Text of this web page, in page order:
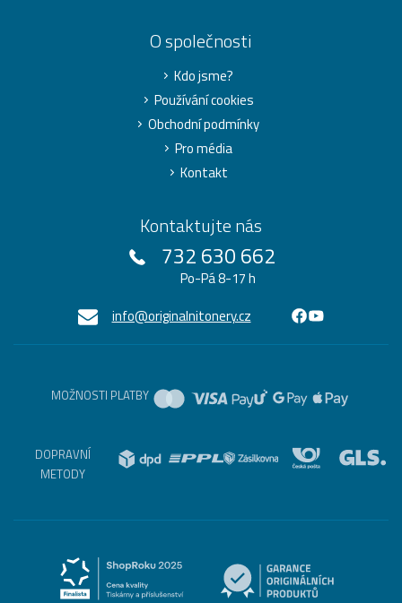
O společnosti
Kdo jsme?
Používání cookies
Obchodní podmínky
Pro média
Kontakt
Kontaktujte nás
732 630 662
Po-Pá 8-17 h
info@originalnitonery.cz
MOŽNOSTI PLATBY
DOPRAVNÍ
METODY